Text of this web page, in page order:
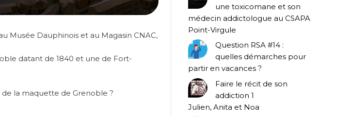
Musée Dauphinois et au Magasin CNAC,
datant de 1840 et une de Fort-
la maquette de Grenoble ?
une toxicomane et son
médecin addictologue au CSAPA
Point-Virgule
Question RSA #14 :
quelles démarches pour
partir en vacances ?
Faire le récit de son
addiction 1
Julien, Anita et Noa